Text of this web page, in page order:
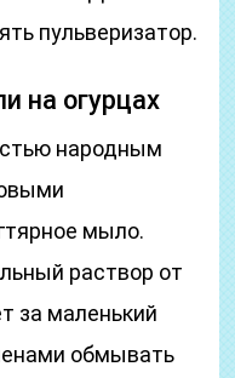
пульверизатор.
на огурцах
народным
мыло.
раствор от
за маленький
обмывать